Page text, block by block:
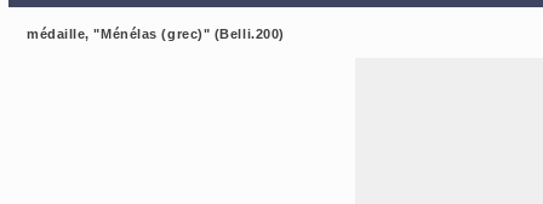
médaille, "Ménélas (grec)" (Belli.200)